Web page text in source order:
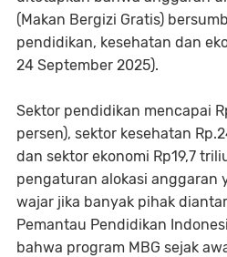
(Makan Bergizi Gratis)
pendidikan, kesehatan dan
24 September 2025).
Sektor pendidikan mencapai
persen), sektor kesehatan
dan sektor ekonomi Rp19,7
pengaturan alokasi anggaran
wajar jika banyak pihak
Pemantau Pendidikan
bahwa program MBG sejak